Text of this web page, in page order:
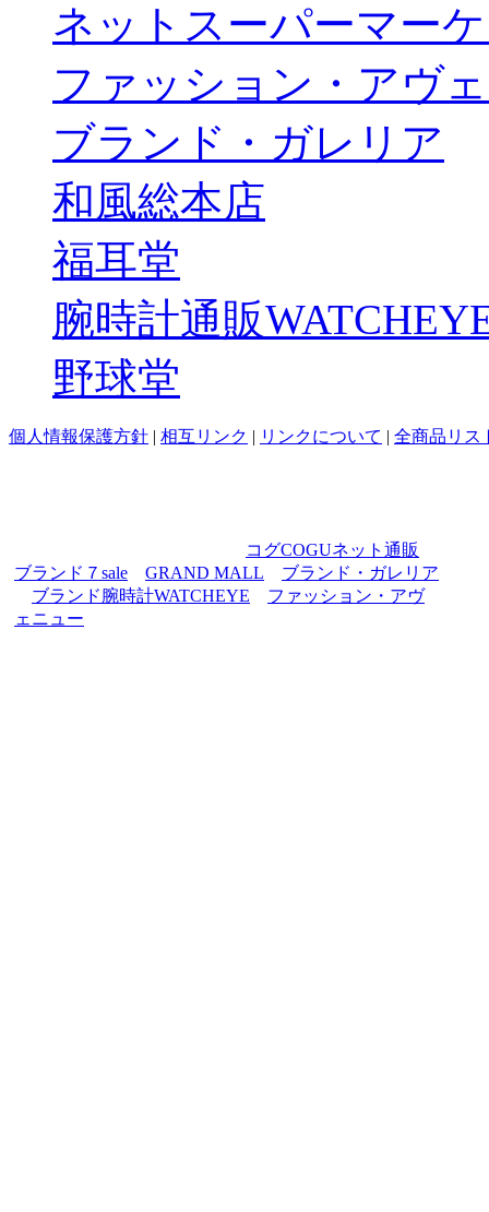
ネットスーパーマー
ファッション・アヴ
ブランド・ガレリア
和風総本店
福耳堂
腕時計通販
野球堂
個人情報保護方針 | 相互リンク | リンクについて | 全商品リス
コグCOGUネット通販
ブランド７sale
GRAND MALL
ブランド・ガレリア
ブランド腕時計WATCHEYE
ファッション・アヴ
ェニュー